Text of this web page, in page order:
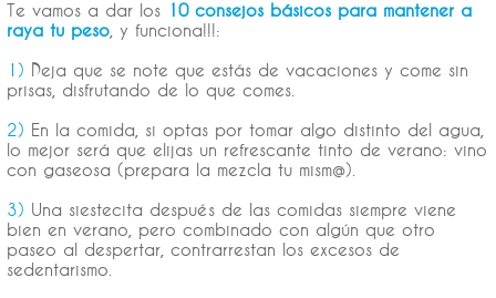
Te vamos a dar los 10 consejos básicos para mantener a
raya tu peso , y funciona!!!:
1) Deja que se note que estás de vacaciones y come sin
prisas, disfrutando de lo que comes.
2) En la comida, si optas por tomar algo distinto del agua,
lo mejor será que elijas un refrescante tinto de verano: vino
con gaseosa (prepara la mezcla tu mism@).
3) Una siestecita después de las comidas siempre viene
bien en verano, pero combinado con algún que otro
paseo al despertar, contrarrestan los excesos de
sedentarismo.